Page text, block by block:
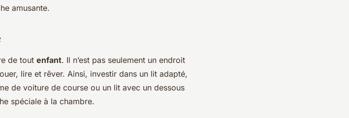
amusante.
de tout enfant. Il n’est pas seulement un endroit
lire et rêver. Ainsi, investir dans un lit adapté,
de voiture de course ou un lit avec un dessous
spéciale à la chambre.